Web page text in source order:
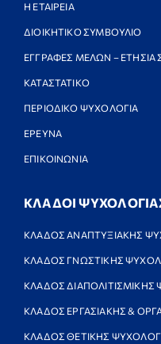
Η ΕΤΑΙΡΕΙΑ
ΔΙΟΙΚΗΤΙΚΟ ΣΥΜΒΟΥΛΙΟ
ΕΓΓΡΑΦΕΣ ΜΕΛΩΝ –
ΚΑΤΑΣΤΑΤΙΚΟ
ΠΕΡΙΟΔΙΚΟ ΨΥΧΟΛΟΓΙΑ
ΕΡΕΥΝΑ
ΕΠΙΚΟΙΝΩΝΙΑ
ΚΛΑΔΟΙ
ΚΛΑΔΟΣ ΑΝΑΠΤΥΞΙΑΚΗΣ
ΚΛΑΔΟΣ ΓΝΩΣΤΙΚΗΣ
ΚΛΑΔΟΣ ΔΙΑΠΟΛΙΤΙΣΜΙΚΗΣ
ΚΛΑΔΟΣ ΕΡΓΑΣΙΑΚΗΣ &
ΚΛΑΔΟΣ ΘΕΤΙΚΗΣ